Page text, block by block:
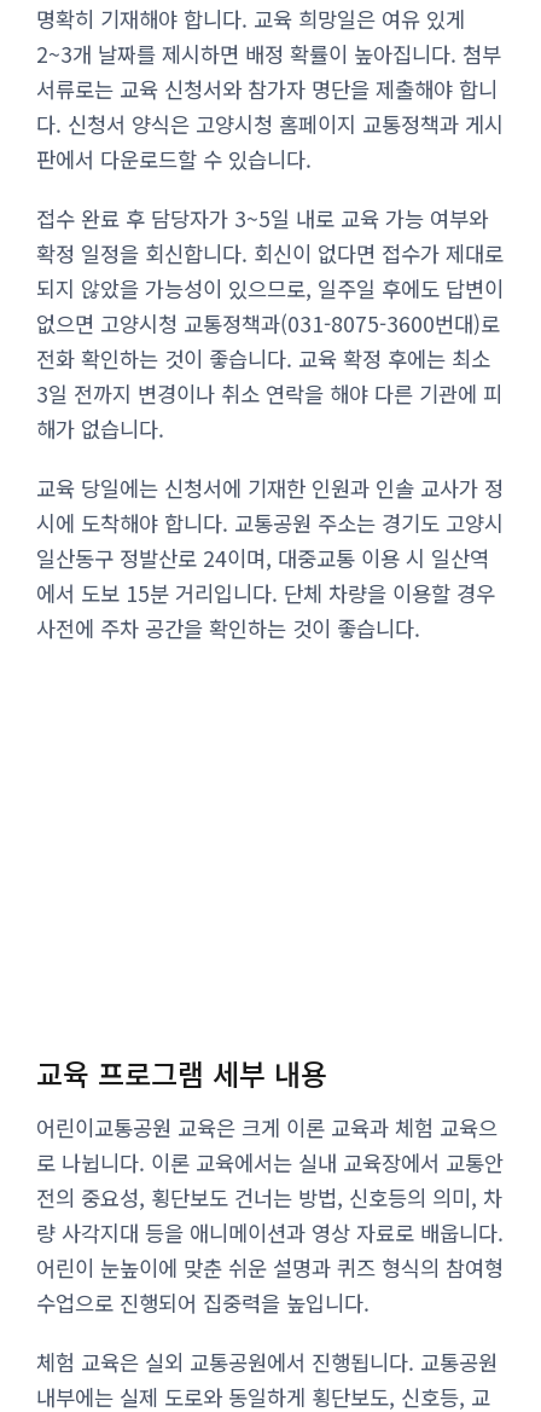
명확히 기재해야 합니다. 교육 희망일은 여유 있게
2~3개 날짜를 제시하면 배정 확률이 높아집니다. 첨부
서류로는 교육 신청서와 참가자 명단을 제출해야 합니
다. 신청서 양식은 고양시청 홈페이지 교통정책과 게시
판에서 다운로드할 수 있습니다.
접수 완료 후 담당자가 3~5일 내로 교육 가능 여부와
확정 일정을 회신합니다. 회신이 없다면 접수가 제대로
되지 않았을 가능성이 있으므로, 일주일 후에도 답변이
없으면 고양시청 교통정책과(031-8075-3600번대)로
전화 확인하는 것이 좋습니다. 교육 확정 후에는 최소
3일 전까지 변경이나 취소 연락을 해야 다른 기관에 피
해가 없습니다.
교육 당일에는 신청서에 기재한 인원과 인솔 교사가 정
시에 도착해야 합니다. 교통공원 주소는 경기도 고양시
일산동구 정발산로 24이며, 대중교통 이용 시 일산역
에서 도보 15분 거리입니다. 단체 차량을 이용할 경우
사전에 주차 공간을 확인하는 것이 좋습니다.
교육 프로그램 세부 내용
어린이교통공원 교육은 크게 이론 교육과 체험 교육으
로 나뉩니다. 이론 교육에서는 실내 교육장에서 교통안
전의 중요성, 횡단보도 건너는 방법, 신호등의 의미, 차
량 사각지대 등을 애니메이션과 영상 자료로 배웁니다.
어린이 눈높이에 맞춘 쉬운 설명과 퀴즈 형식의 참여형
수업으로 진행되어 집중력을 높입니다.
체험 교육은 실외 교통공원에서 진행됩니다. 교통공원
내부에는 실제 도로와 동일하게 횡단보도, 신호등, 교